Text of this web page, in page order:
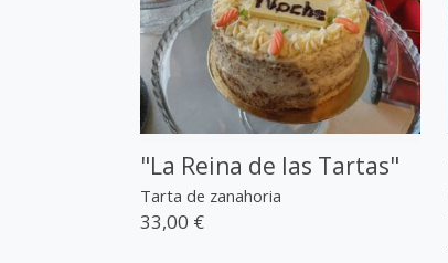
"La Reina de las Tartas"
Tarta de zanahoria
33,00 €